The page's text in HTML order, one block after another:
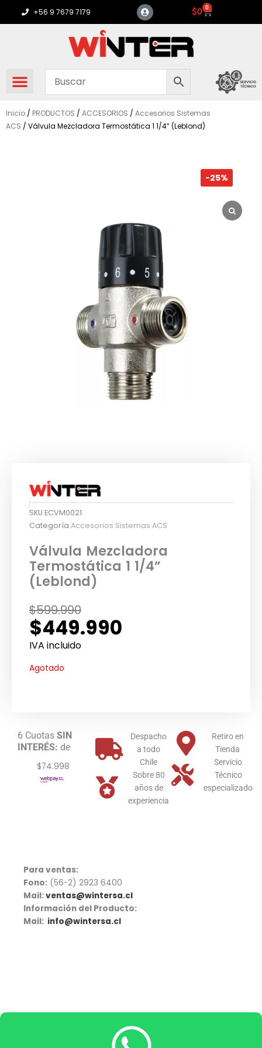
+56 9 7679 7179 $0 0
Carrito
Inicio / PRODUCTOS / ACCESORIOS / Accesorios Sistemas
ACS / Válvula Mezcladora Termostática 1 1/4” (Leblond)
-25%
SKU ECVM0021
Categoría Accesorios Sistemas ACS
Válvula Mezcladora
Termostática 1 1/4”
(Leblond)
$599.990
El
precio
original
$599.990.
$449.990
El
precio
actual
$449.990.
IVA incluido
Agotado
6 Cuotas SIN
INTERÉS: de
$74.998
Despacho
a todo
Chile
Sobre 80
años de
experiencia
Retiro en
Tienda
Servicio
Técnico
especializado
Para ventas:
Fono: (56-2) 2923 6400
Mail:ventas@wintersa.cl
Información del Producto:
Mail: info@wintersa.cl